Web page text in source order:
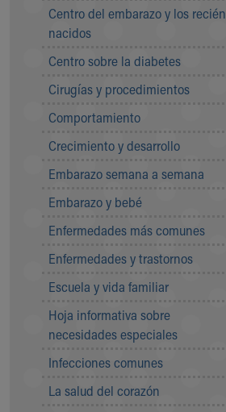
Who We Are
Building a Brighter Future
Our Mission, Vision, Promise
Community Mission
Connect With Us
Our Culture of Caring
Our Leadership
Quality and Patient Safety
Unity and Engagement
Women's Board
Our History
Cincinnati Children's
Your Visit
MyChart Telehealth Visits
Doggie Brigade
During Your Visit
Centro del embarazo y los recién
nacidos
Centro sobre la diabetes
Cirugías y procedimientos
Comportamiento
Crecimiento y desarrollo
Embarazo semana a semana
Embarazo y bebé
Enfermedades más comunes
Enfermedades y trastornos
Escuela y vida familiar
Hoja informativa sobre
necesidades especiales
Infecciones comunes
La salud del corazón